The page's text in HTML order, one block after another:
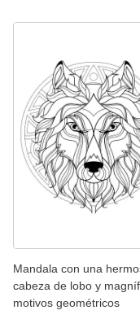
Mandala con una
cabeza de lobo y
motivos geométricos